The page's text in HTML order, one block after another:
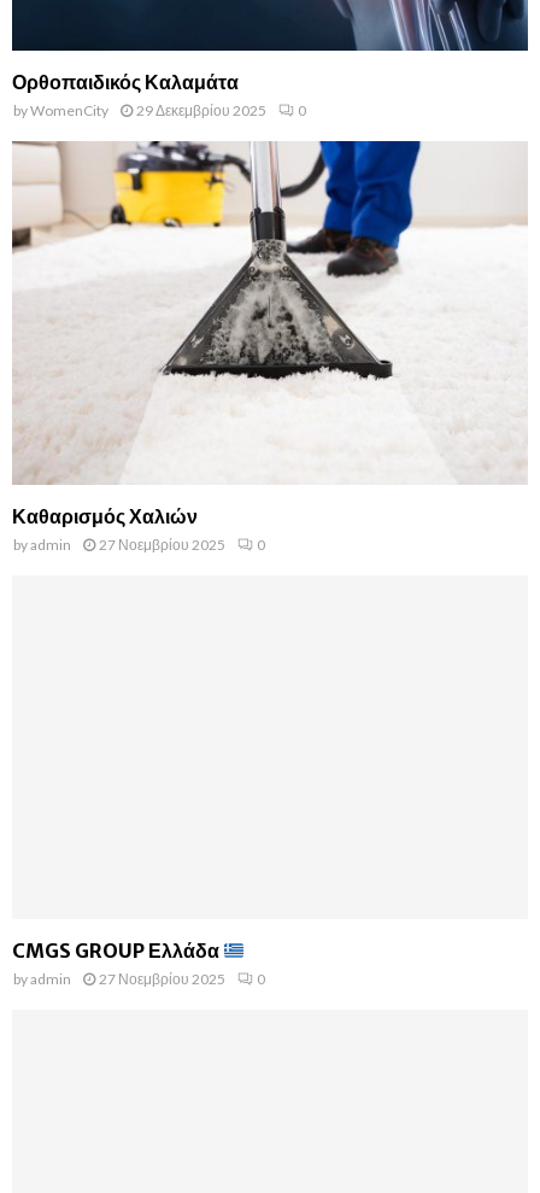
Ορθοπαιδικός Καλαμάτα
byWomenCity 29 Δεκεμβρίου 2025 0
Καθαρισμός Χαλιών
byadmin 27 Νοεμβρίου 2025 0
CMGS GROUP Ελλάδα
byadmin 27 Νοεμβρίου 2025 0